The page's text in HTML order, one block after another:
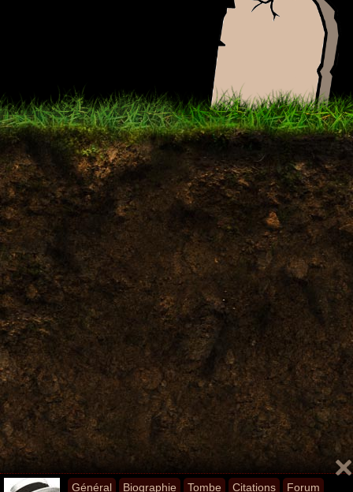
Général Biographie Tombe Citations Forum